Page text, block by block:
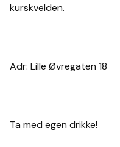
kurskvelden.
Adr: Lille Øvregaten 18
Ta med egen drikke!